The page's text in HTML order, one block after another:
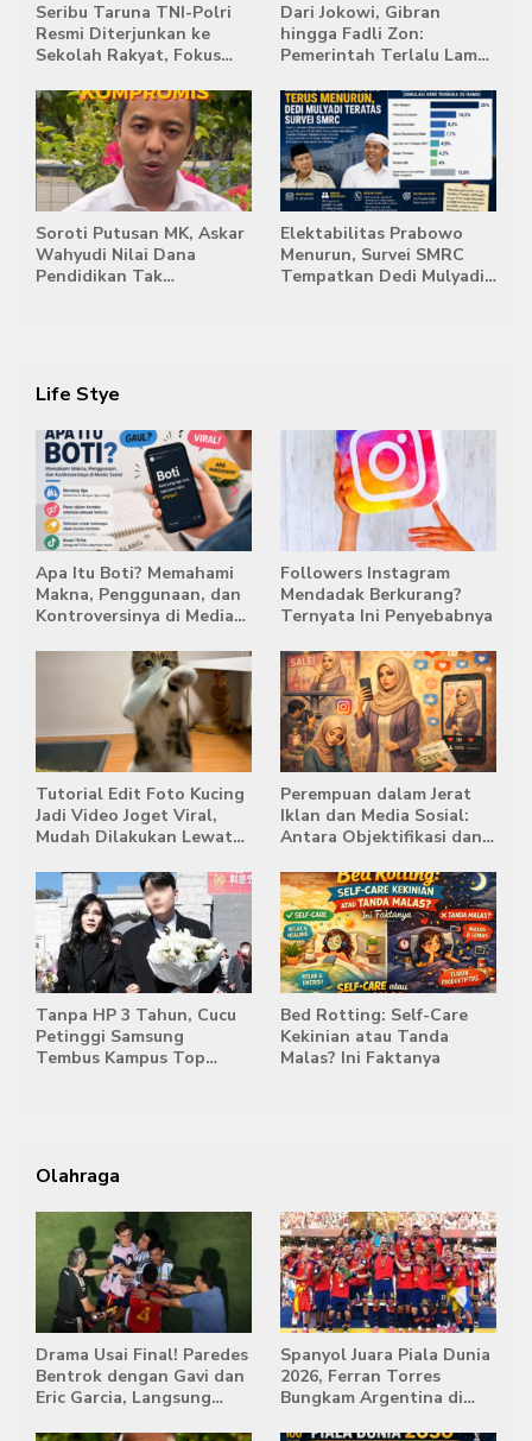
Seribu Taruna TNI-Polri
Resmi Diterjunkan ke
Sekolah Rakyat, Fokus
Kemandirian Siswa
Dari Jokowi, Gibran
hingga Fadli Zon:
Pemerintah Terlalu Lama
Stockpile Batu Bara Masih
Mengepung Candi Muaro
Jambi
Soroti Putusan MK, Askar
Wahyudi Nilai Dana
Pendidikan Tak
Elektabilitas Prabowo
Menurun, Survei SMRC
Tempatkan Dedi Mulyadi
Life Stye
Apa Itu Boti? Memahami
Makna, Penggunaan, dan
Kontroversinya di Media
Followers Instagram
Mendadak Berkurang?
Ternyata Ini Penyebabnya
Tutorial Edit Foto Kucing
Jadi Video Joget Viral,
Mudah Dilakukan Lewat
Perempuan dalam Jerat
Iklan dan Media Sosial:
Antara Objektifikasi dan
Tanpa HP 3 Tahun, Cucu
Petinggi Samsung
Tembus Kampus Top
Bed Rotting: Self-Care
Kekinian atau Tanda
Malas? Ini Faktanya
Olahraga
Drama Usai Final! Paredes
Bentrok dengan Gavi dan
Eric Garcia, Langsung
Spanyol Juara Piala Dunia
2026, Ferran Torres
Bungkam Argentina di